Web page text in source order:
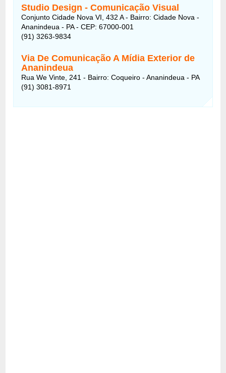
Studio Design - Comunicação Visual
Conjunto Cidade Nova VI, 432 A - Bairro: Cidade Nova -
Ananindeua - PA - CEP: 67000-001
(91) 3263-9834
Via De Comunicação A Mídia Exterior de
Ananindeua
Rua We Vinte, 241 - Bairro: Coqueiro - Ananindeua - PA
(91) 3081-8971